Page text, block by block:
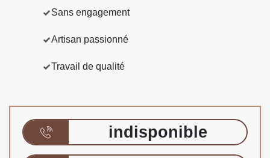
Sans engagement
Artisan passionné
Travail de qualité
indisponible